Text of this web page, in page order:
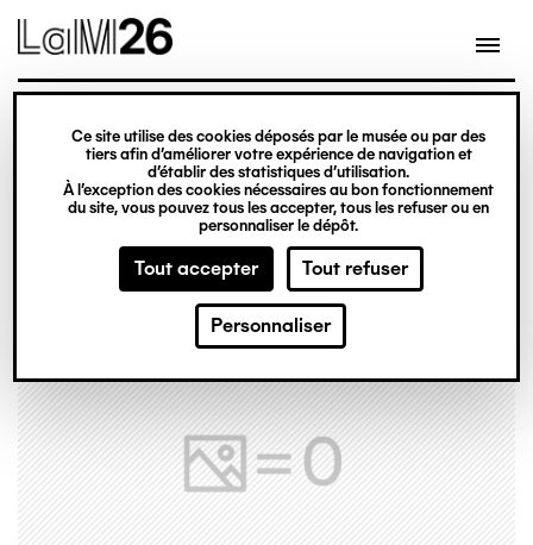
Gestion des cookies
Ce site utilise des cookies déposés par le musée ou par des
tiers afin d’améliorer votre expérience de navigation et
d’établir des statistiques d’utilisation.
À l’exception des cookies nécessaires au bon fonctionnement
du site, vous pouvez tous les accepter, tous les refuser ou en
personnaliser le dépôt.
Tout accepter Tout refuser
Personnaliser
contenu